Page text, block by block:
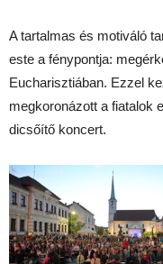
A tartalmas és motiváló
este a fénypontja:
Eucharisztiában. Ezzel
megkoronázott a fiatalok
dicsőítő koncert.